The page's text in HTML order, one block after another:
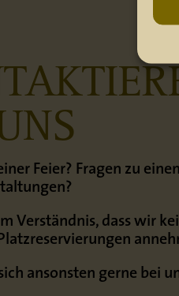
Feier? Fragen zu
Verständnis, dass wir
ansonsten gerne bei